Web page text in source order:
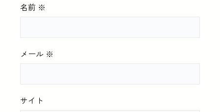
名前 ※
メール ※
サイト